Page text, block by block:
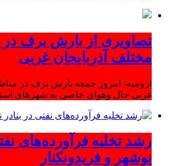
تصاویری از بارش برف
مختلف آذربایجان غربی
ارومیه- امروز جمعه بارش برف در
غربی حال وهوای خاصی به شهرهای
رشد تخلیه فرآورده‌های
نوشهر و فریدونکنار